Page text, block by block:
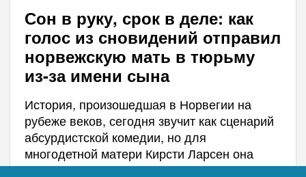
Сон в руку, срок в деле: как
голос из сновидений отправил
норвежскую мать в тюрьму
из-за имени сына
История, произошедшая в Норвегии на
рубеже веков, сегодня звучит как сценарий
абсурдистской комедии, но для
многодетной матери Кирсти Ларсен она
обернулась реальным сроком. В 1998 году